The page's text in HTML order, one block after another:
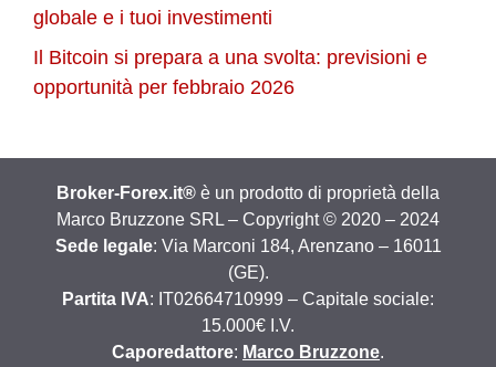
globale e i tuoi investimenti
Il Bitcoin si prepara a una svolta: previsioni e
opportunità per febbraio 2026
Broker-Forex.it® è un prodotto di proprietà della
Marco Bruzzone SRL – Copyright © 2020 – 2024
Sede legale: Via Marconi 184, Arenzano – 16011
(GE).
Partita IVA: IT02664710999 – Capitale sociale:
15.000€ I.V.
Caporedattore: Marco Bruzzone.